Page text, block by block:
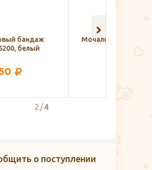
для тела массажная,
Доляна
запах
2 4
о поступлении